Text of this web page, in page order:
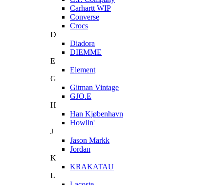
Carhartt WIP
Converse
Crocs
D
Diadora
DIEMME
E
Element
G
Gitman Vintage
GJO.E
H
Han Kjøbenhavn
Howlin'
J
Jason Markk
Jordan
K
KRAKATAU
L